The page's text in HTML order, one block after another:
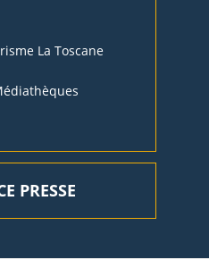
La Toscane
PRESSE